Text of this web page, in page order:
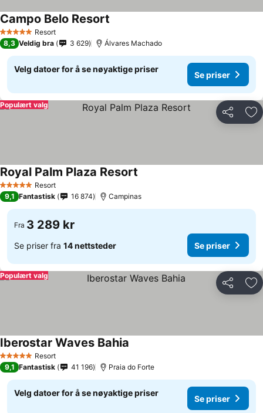
5 Stjerner Resort
Campo Belo Resort
8,3 Veldig bra 3 629 Álvares Machado
Velg datoer for å se nøyaktige priser
Se priser
Del
Populært valg
5 Stjerner Resort
Royal Palm Plaza Resort
9,1 Fantastisk 16 874 Campinas
Fra 3 289 kr
Se priser fra 14 nettsteder Se priser
Del
Populært valg
5 Stjerner Resort
Iberostar Waves Bahia
9,1 Fantastisk 41 196 Praia do Forte
Velg datoer for å se nøyaktige priser
Se priser